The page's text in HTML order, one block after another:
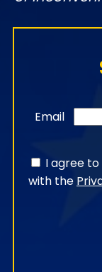
Email
I agree
with the